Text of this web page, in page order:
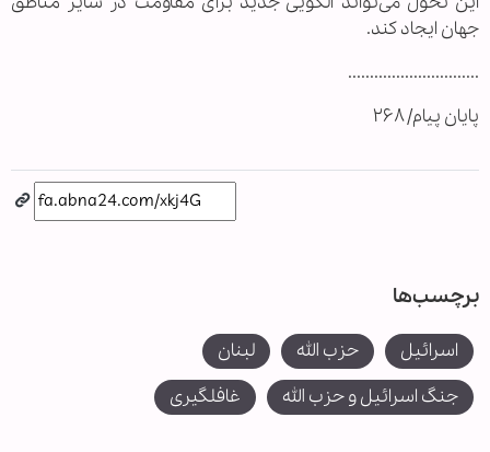
جهان ایجاد کند.
..............................
پایان پیام/ ۲۶۸
برچسب‌ها
اسرائیل حزب الله
لبنان
جنگ اسرائیل و حزب الله
غافلگیری